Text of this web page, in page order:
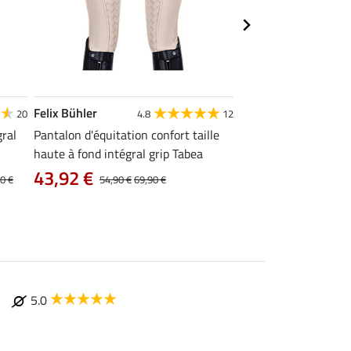
20
€
Felix Bühler 4.8 12
Pantalon d'équitation confort taille
haute à fond intégral grip Tabea
54,90 €69,90 €
43,92 €
5.0